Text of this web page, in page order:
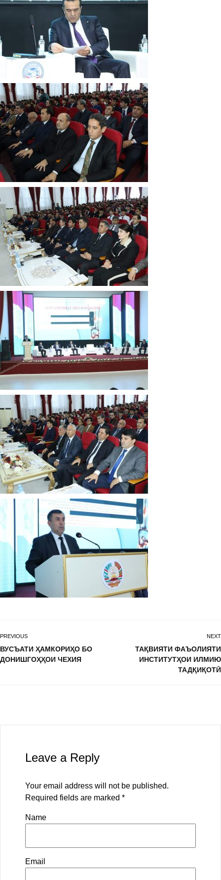
PREVIOUS
ВУСЪАТИ ҲАМКОРИҲО БО
ДОНИШГОҲҲОИ ЧЕХИЯ
NEXT
ТАҚВИЯТИ ФАЪОЛИЯТИ
ИНСТИТУТҲОИ ИЛМИЮ
ТАДҚИҚОТӢ
Leave a Reply
Your email address will not be published.
Required fields are marked *
Name
Email